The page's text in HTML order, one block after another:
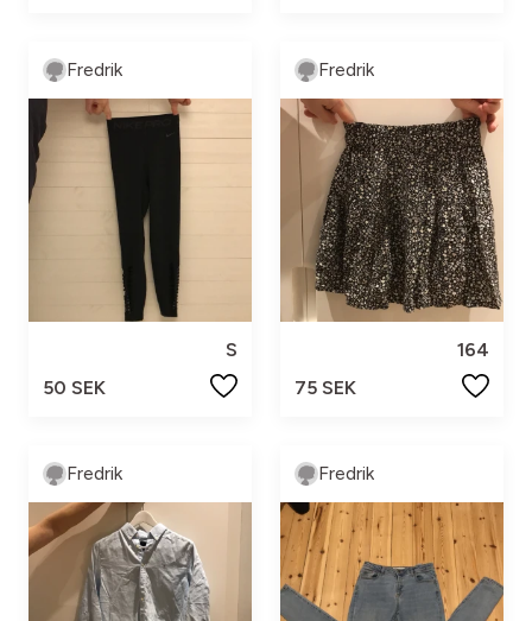
Fredrik
S
50 SEK
Fredrik
164
75 SEK
Fredrik Fredrik